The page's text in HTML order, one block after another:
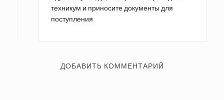
техникум и приносите документы для
поступления
ДОБАВИТЬ КОММЕНТАРИЙ